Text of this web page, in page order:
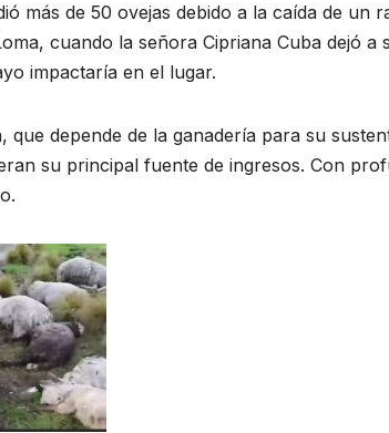
más de 50 ovejas debido a la caída de un
cuando la señora Cipriana Cuba dejó
impactaría en el lugar.
que depende de la ganadería para su
su principal fuente de ingresos. Con